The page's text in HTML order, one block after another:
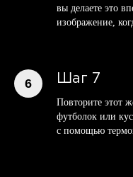
вы делаете это
изображение,
Шаг 7
Повторите этот
футболок или
с помощью